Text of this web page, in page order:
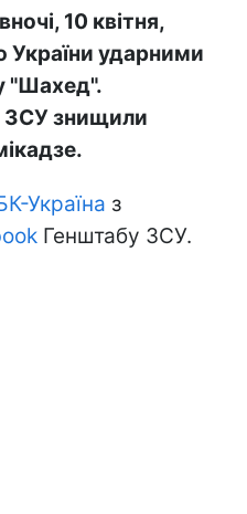
10 квітня,
України ударними
"Шахед".
ЗСУ знищили
Україна з
Генштабу ЗСУ.